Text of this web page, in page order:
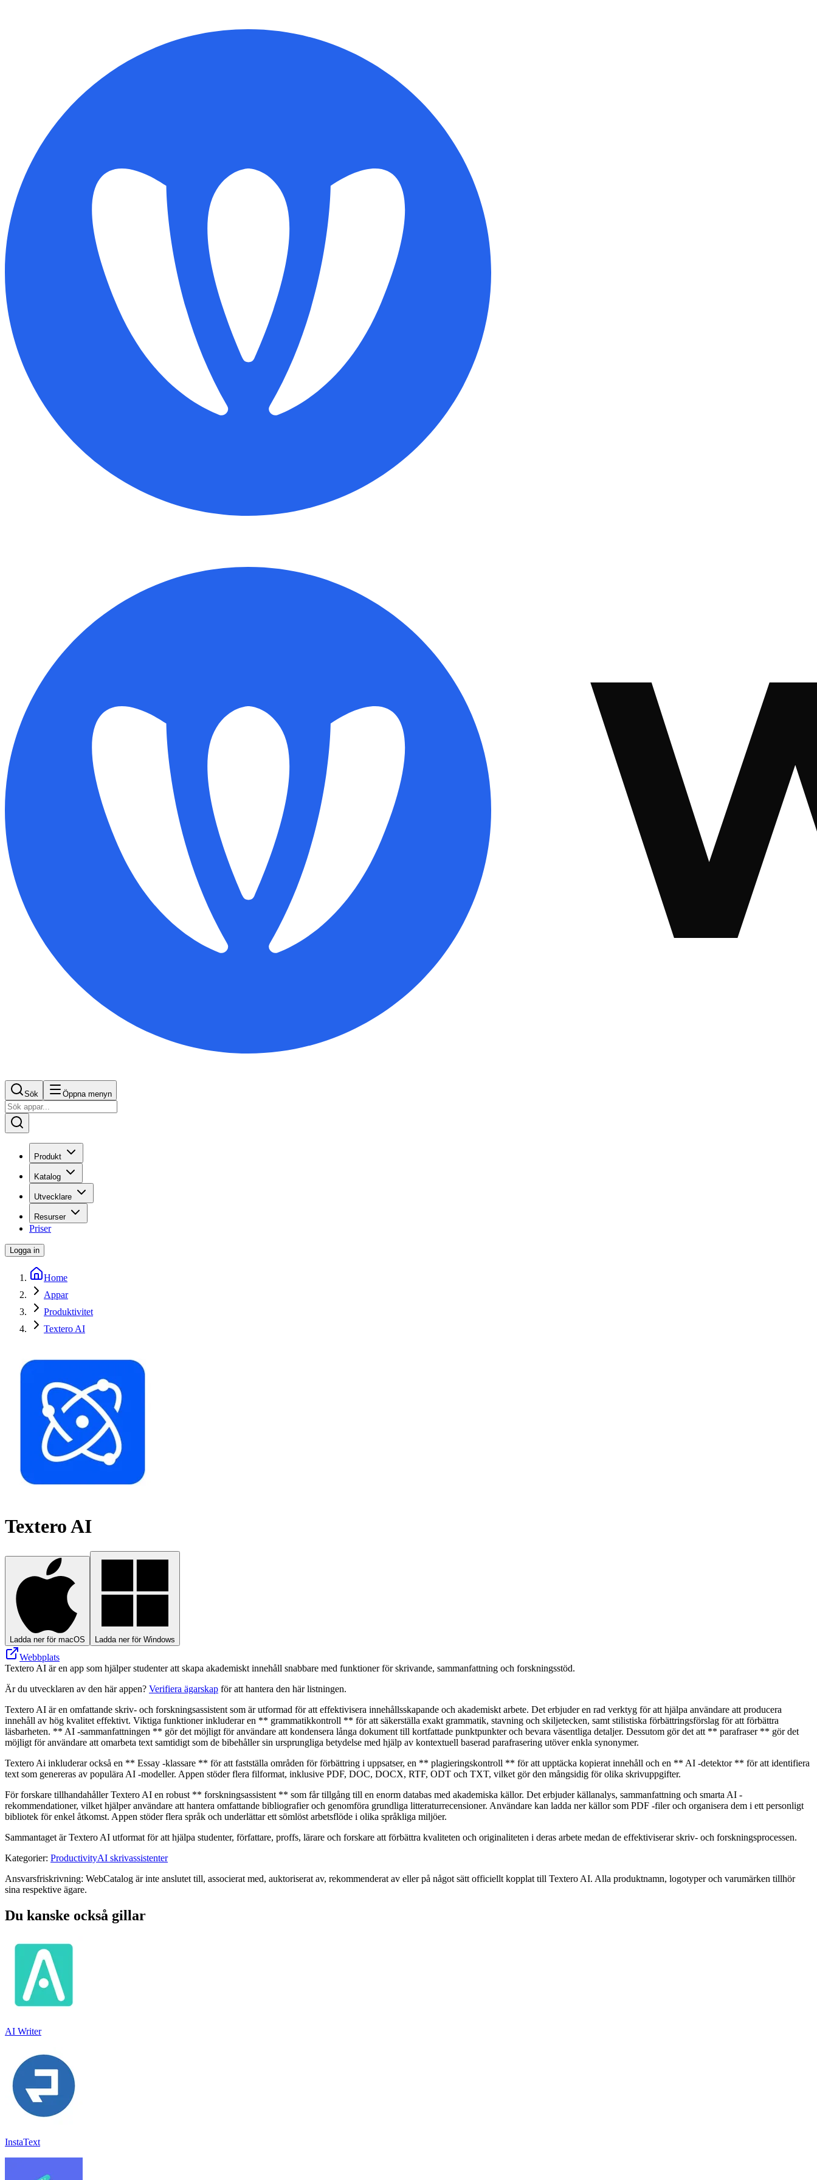
Sök Öppna menyn
Produkt
Katalog
Utvecklare
Resurser
Priser
Logga in
Home
Appar
Produktivitet
Textero AI
Textero AI
Ladda ner för macOS Ladda ner för Windows
Webbplats
Textero AI är en app som hjälper studenter att skapa akademiskt innehåll snabbare med funktioner för skrivande, sammanfattning och forskningsstöd.
Är du utvecklaren av den här appen? Verifiera ägarskap för att hantera den här listningen.
Textero AI är en omfattande skriv- och forskningsassistent som är utformad för att effektivisera innehållsskapande och akademiskt arbete. Det erbjuder en rad verktyg för att hjälpa användare att producera
innehåll av hög kvalitet effektivt. Viktiga funktioner inkluderar en ** grammatikkontroll ** för att säkerställa exakt grammatik, stavning och skiljetecken, samt stilistiska förbättringsförslag för att förbättra
läsbarheten. ** AI -sammanfattningen ** gör det möjligt för användare att kondensera långa dokument till kortfattade punktpunkter och bevara väsentliga detaljer. Dessutom gör det att ** parafraser ** gör det
möjligt för användare att omarbeta text samtidigt som de bibehåller sin ursprungliga betydelse med hjälp av kontextuell baserad parafrasering utöver enkla synonymer.
Textero Ai inkluderar också en ** Essay -klassare ** för att fastställa områden för förbättring i uppsatser, en ** plagieringskontroll ** för att upptäcka kopierat innehåll och en ** AI -detektor ** för att identifiera
text som genereras av populära AI -modeller. Appen stöder flera filformat, inklusive PDF, DOC, DOCX, RTF, ODT och TXT, vilket gör den mångsidig för olika skrivuppgifter.
För forskare tillhandahåller Textero AI en robust ** forskningsassistent ** som får tillgång till en enorm databas med akademiska källor. Det erbjuder källanalys, sammanfattning och smarta AI -
rekommendationer, vilket hjälper användare att hantera omfattande bibliografier och genomföra grundliga litteraturrecensioner. Användare kan ladda ner källor som PDF -filer och organisera dem i ett personligt
bibliotek för enkel åtkomst. Appen stöder flera språk och underlättar ett sömlöst arbetsflöde i olika språkliga miljöer.
Sammantaget är Textero AI utformat för att hjälpa studenter, författare, proffs, lärare och forskare att förbättra kvaliteten och originaliteten i deras arbete medan de effektiviserar skriv- och forskningsprocessen.
Kategorier: ProductivityAI skrivassistenter
Ansvarsfriskrivning: WebCatalog är inte anslutet till, associerat med, auktoriserat av, rekommenderat av eller på något sätt officiellt kopplat till Textero AI. Alla produktnamn, logotyper och varumärken tillhör
sina respektive ägare.
Du kanske också gillar
AI Writer
InstaText